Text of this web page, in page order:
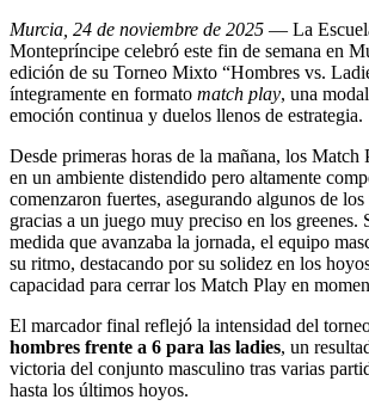
Murcia, 24 de noviembre de 2025 — La
Montepríncipe celebró este fin de semana en
edición de su Torneo Mixto “Hombres vs.
íntegramente en formato match play, una
emoción continua y duelos llenos de estrategia.
Desde primeras horas de la mañana, los Match
en un ambiente distendido pero altamente
comenzaron fuertes, asegurando algunos de
gracias a un juego muy preciso en los greenes.
medida que avanzaba la jornada, el equipo
su ritmo, destacando por su solidez en los
capacidad para cerrar los Match Play en
El marcador final reflejó la intensidad del
hombres frente a 6 para las ladies, un
victoria del conjunto masculino tras varias
hasta los últimos hoyos.